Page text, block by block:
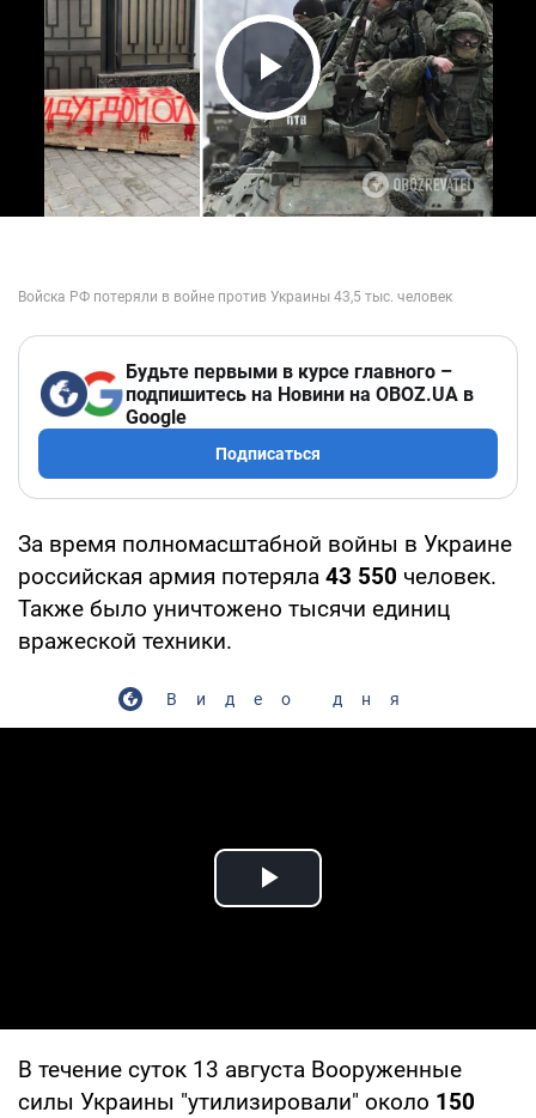
Play Video
Будьте первыми в курсе главного –
подпишитесь на Новини на OBOZ.UA в
Google
Подписаться
За время полномасштабной войны в Украине
российская армия потеряла 43 550 человек.
Также было уничтожено тысячи единиц
вражеской техники.
Видео дня
Play Video
В течение суток 13 августа Вооруженные
силы Украины "утилизировали" около 150